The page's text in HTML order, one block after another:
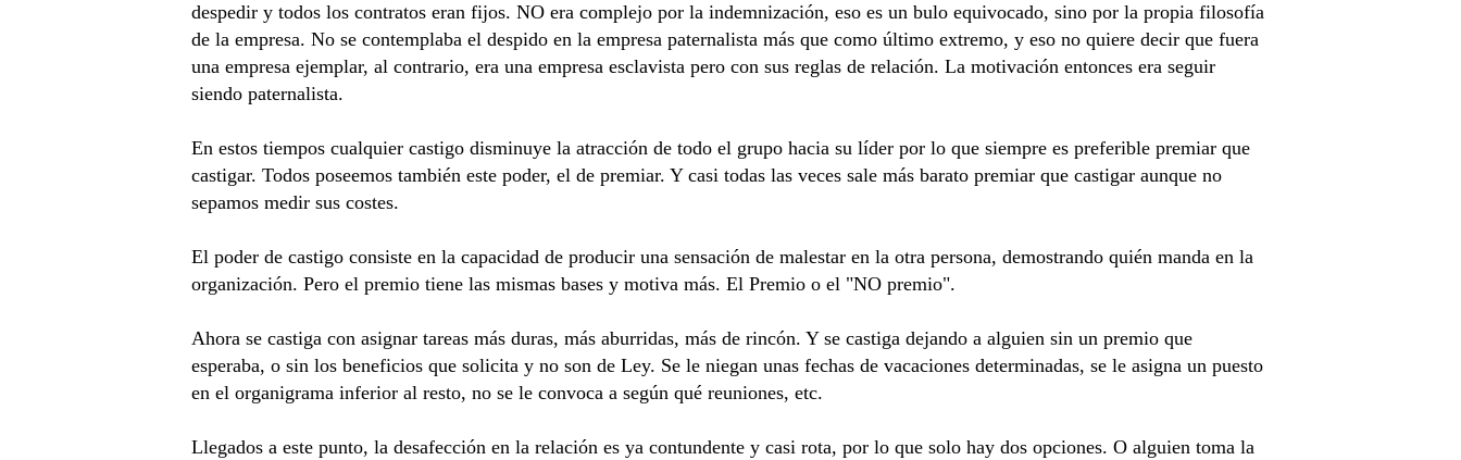
despedir y todos los contratos eran fijos. NO era complejo por la indemnización, eso es un bulo equivocado, sino por la propia filosofía
de la empresa. No se contemplaba el despido en la empresa paternalista más que como último extremo, y eso no quiere decir que fuera
una empresa ejemplar, al contrario, era una empresa esclavista pero con sus reglas de relación. La motivación entonces era seguir
siendo paternalista.
En estos tiempos cualquier castigo disminuye la atracción de todo el grupo hacia su líder por lo que siempre es preferible premiar que
castigar. Todos poseemos también este poder, el de premiar. Y casi todas las veces sale más barato premiar que castigar aunque no
sepamos medir sus costes.
El poder de castigo consiste en la capacidad de producir una sensación de malestar en la otra persona, demostrando quién manda en la
organización. Pero el premio tiene las mismas bases y motiva más. El Premio o el "NO premio".
Ahora se castiga con asignar tareas más duras, más aburridas, más de rincón. Y se castiga dejando a alguien sin un premio que
esperaba, o sin los beneficios que solicita y no son de Ley. Se le niegan unas fechas de vacaciones determinadas, se le asigna un puesto
en el organigrama inferior al resto, no se le convoca a según qué reuniones, etc.
Llegados a este punto, la desafección en la relación es ya contundente y casi rota, por lo que solo hay dos opciones. O alguien toma la